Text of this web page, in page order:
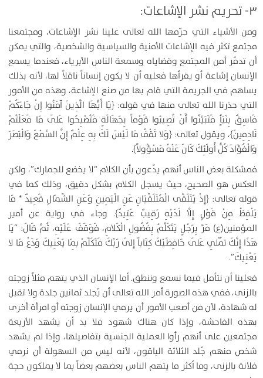
۳- تحريم نشر الإشاعات:
ومن الأشياء التي حرّمها الله تعالى علينا نشر الإشاعات، ومجتمعنا
مجتمع تكثر فيه الإشاعات الأمنية والسياسية والشخصية، والتي يمكن
أن تدمّر أمن المجتمع وقضاياه وسمعة الناس الأبرياء، فعندما يسمع
الإنسان إشاعة أو يقرأها فعليه أن لا يكون إنساناً ناقلاً لها، لأنه بذلك
يساهم في الجريمة التي قام بها من صنع الإشاعة، وهذه من الأمور
التي حذرنا الله تعالى منها في قوله: ﴿يَا أَيُّهَا الَّذِينَ آمَنُوا إِنْ جَاءَكُمْ
فَاسِقٌ بِنَبَأٍ فَتَبَيَّنُوا أَنْ تُصِيبُوا قَوْماً بِجَهَالَةٍ فَتُصْبِحُوا عَلَى مَا فَعَلْتُمْ
نَادِمِينَ﴾، ويقول تعالى: ﴿وَلا تَقْفُ مَا لَيْسَ لَكَ بِهِ عِلْمٌ إِنَّ السَّمْعَ وَالْبَصَرَ
وَالْفُؤَادَ كُلُّ أُولَئِكَ كَانَ عَنْهُ مَسْؤُولاً﴾.
فمشكلة بعض الناس أنهم يدّعون بأن الكلام “لا يخضع للجمارك”، ولكن
العكس هو الصحيح، حيث يسجل الكلام بشكل دقيق، وذلك كما في
قوله تعالى: ﴿إِذْ يَتَلَقَّى الْمُتَلَقِّيَانِ عَنِ الْيَمِينِ وَعَنِ الشِّمَالِ قَعِيدٌ * مَا
يَلْفِظُ مِنْ قَوْلٍ إِلَّا لَدَيْهِ رَقِيبٌ عَتِيدٌ﴾. وجاء في رواية عن أمير
المؤمنين(ع) مَرَّ بِرَجُلٍ يَتَكَلَّمُ بِفُضُولِ الْكَلامِ، فَوَقَفَ عَلَيْهِ، ثُمَّ قَالَ: “يَا
هَذَا إِنَّكَ تُمْلِي عَلَى حَافِظَيْكَ كِتَاباً إِلَى رَبِّكَ فَتَكَلَّمْ بِمَا يَعْنِيكَ وَدَعْ مَا لا
يَعْنِيكَ”.
فعلينا أن نتأمل فيما نسمع وننطق. أما الإنسان الذي يتهم مثلاً زوجته
بالزنى، ففي هذه الصورة أمر الله تعالى أن يُجلد ثمانين جلدة ولا تقبل
له شهادة، لأن من أصعب الأمور أن يرمي الإنسان زوجته أو امرأة أخرى
بهذه الفاحشة، وإذا كان هناك شهود فلا بد أن يشهد الأربعة
مجتمعين على أنهم رأوا العملية الجنسية بتفاصيلها، وإذا لم يشهد
شخص منهم جُلد الثلاثة الباقون، لأنه ليس من السهولة أن نرمي
فلانة بالزنى، وما أكثر ما يتهم الناس بعضهم بعضاً بما لا يملكون حجة